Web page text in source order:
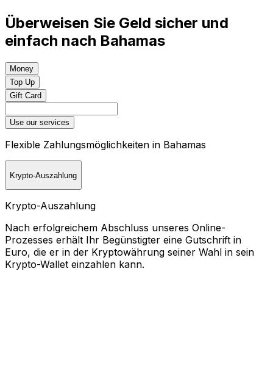
Überweisen Sie Geld sicher und
einfach nach Bahamas
Money
Top Up
Gift Card
Use our services
Flexible Zahlungsmöglichkeiten in Bahamas
Krypto-Auszahlung
Krypto-Auszahlung
Nach erfolgreichem Abschluss unseres Online-
Prozesses erhält Ihr Begünstigter eine Gutschrift in
Euro, die er in der Kryptowährung seiner Wahl in sein
Krypto-Wallet einzahlen kann.